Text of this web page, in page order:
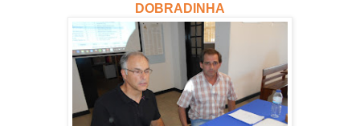
DOBRADINHA